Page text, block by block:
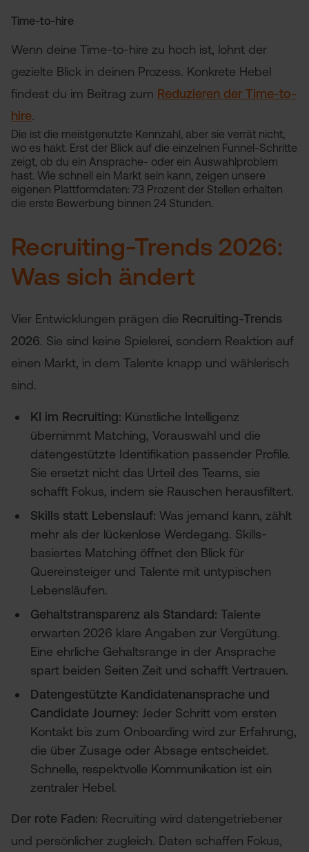
Time-to-hire
Wenn deine Time-to-hire zu hoch ist, lohnt der
gezielte Blick in deinen Prozess. Konkrete Hebel
findest du im Beitrag zum Reduzieren der Time-to-
hire.
Die ist die meistgenutzte Kennzahl, aber sie verrät nicht,
wo es hakt. Erst der Blick auf die einzelnen Funnel-Schritte
zeigt, ob du ein Ansprache- oder ein Auswahlproblem
hast. Wie schnell ein Markt sein kann, zeigen unsere
eigenen Plattformdaten: 73 Prozent der Stellen erhalten
die erste Bewerbung binnen 24 Stunden.
Recruiting-Trends 2026:
Was sich ändert
Vier Entwicklungen prägen die Recruiting-Trends
2026. Sie sind keine Spielerei, sondern Reaktion auf
einen Markt, in dem Talente knapp und wählerisch
sind.
KI im Recruiting: Künstliche Intelligenz
übernimmt Matching, Vorauswahl und die
datengestützte Identifikation passender Profile.
Sie ersetzt nicht das Urteil des Teams, sie
schafft Fokus, indem sie Rauschen herausfiltert.
Skills statt Lebenslauf: Was jemand kann, zählt
mehr als der lückenlose Werdegang. Skills-
basiertes Matching öffnet den Blick für
Quereinsteiger und Talente mit untypischen
Lebensläufen.
Gehaltstransparenz als Standard: Talente
erwarten 2026 klare Angaben zur Vergütung.
Eine ehrliche Gehaltsrange in der Ansprache
spart beiden Seiten Zeit und schafft Vertrauen.
Datengestützte Kandidatenansprache und
Candidate Journey: Jeder Schritt vom ersten
Kontakt bis zum Onboarding wird zur Erfahrung,
die über Zusage oder Absage entscheidet.
Schnelle, respektvolle Kommunikation ist ein
zentraler Hebel.
Der rote Faden: Recruiting wird datengetriebener
und persönlicher zugleich. Daten schaffen Fokus,